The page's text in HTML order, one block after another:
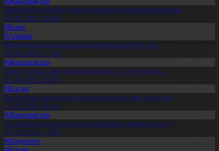
Мемлекеттік білім грант иегерлері тізімі жарияланды
07.08.2026, 16:50
#Білім
#Aqparat
Жапондар Қазақстан өсімдіктерін зерттеп жүр
04.08.2026, 17:30
#Жаңалықтар
Павлодарда отандық өнім өндірісі 1,5 есе артты
05.08.2026, 20:06
#Қоғам
Құрылтай сайлауына үміткерлердің тізімі бекітілді
13.07.2026, 20:03
#Жаңалықтар
Түпқарағанда балық шаруашылығы дамып келеді
07.08.2026, 17:09
#Мәдениет